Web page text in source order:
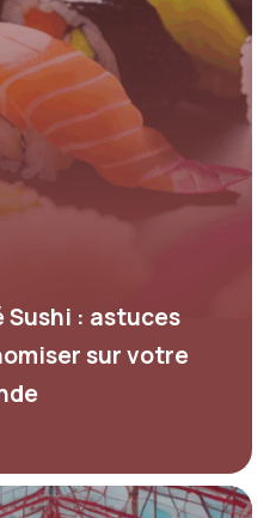
Sushi : astuces
sur votre